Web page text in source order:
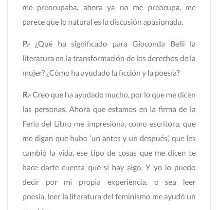
me preocupaba, ahora ya no me preocupa, me
parece que lo natural es la discusión apasionada.
P.- ¿Qué ha significado para Gioconda Belli la
literatura en la transformación de los derechos de la
mujer? ¿Cómo ha ayudado la ficción y la poesía?
R.-Creo que ha ayudado mucho, por lo que me dicen
las personas. Ahora que estamos en la firma de la
Feria del Libro me impresiona, como escritora, que
me digan que hubo ‘un antes y un después’, que les
cambió la vida, ese tipo de cosas que me dicen te
hace darte cuenta que sí hay algo. Y yo lo puedo
decir por mi propia experiencia, o sea leer
poesía, leer la literatura del feminismo me ayudó un